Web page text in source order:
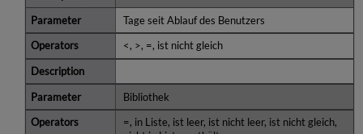
Tage seit Ablauf des Benutzers
<, >, =, ist nicht gleich
Bibliothek
=, in Liste, ist leer, ist nicht leer, ist nicht gleich,